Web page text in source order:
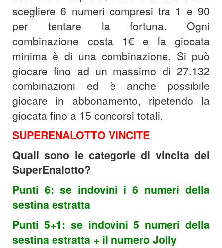
scegliere 6 numeri compresi tra 1 e 90
per tentare la fortuna. Ogni
combinazione costa 1€ e la giocata
minima è di una combinazione. Si può
giocare fino ad un massimo di 27.132
combinazioni ed è anche possibile
giocare in abbonamento, ripetendo la
giocata fino a 15 concorsi totali.
SUPERENALOTTO VINCITE
Quali sono le categorie di vincita del
SuperEnalotto?
Punti 6: se indovini i 6 numeri della
sestina estratta
Punti 5+1: se indovini 5 numeri della
sestina estratta + il numero Jolly